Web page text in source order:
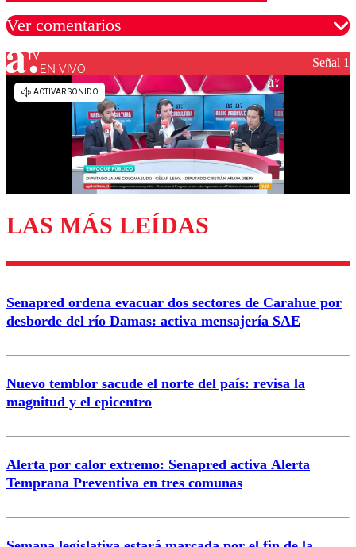
Ver comentarios
Los comentarios son moderados para garantizar un
diálogo respetuoso.
Enviar comentario
EN VIVO Señal 1
LAS MÁS LEÍDAS
Senapred ordena evacuar dos sectores de Carahue por
desborde del río Damas: activa mensajería SAE
Nuevo temblor sacude el norte del país: revisa la
magnitud y el epicentro
Alerta por calor extremo: Senapred activa Alerta
Temprana Preventiva en tres comunas